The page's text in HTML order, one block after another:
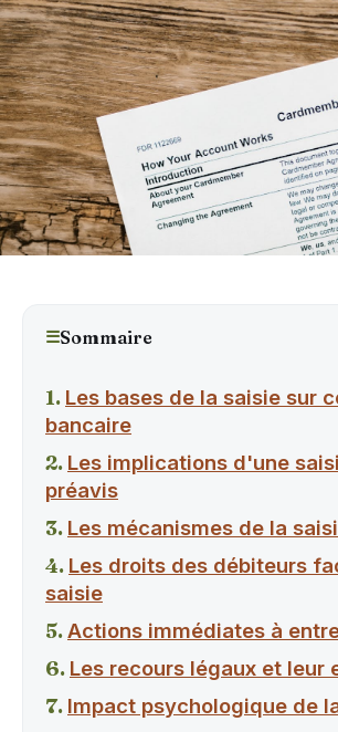
☰Sommaire
Les bases de la saisie sur
bancaire
Les implications d'une
préavis
Les mécanismes de la
Les droits des débiteurs
saisie
Actions immédiates à
Les recours légaux et leur
Impact psychologique de